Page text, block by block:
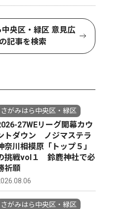
中央区・緑区 意見広
記事を検索
さがみはら中央区・緑区
27WEリーグ開幕カウ
トダウン ノジマステラ
奈川相模原「トップ５」
挑戦vol１ 鈴鹿神社で必
祈願
さがみはら中央区・緑区